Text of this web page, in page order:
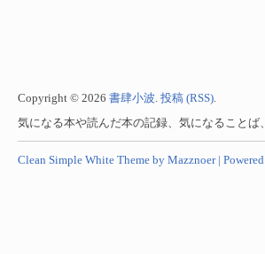
Copyright © 2026 書肆小波. 投稿 (RSS).
気になる本や読んだ本の記録、気になること
Clean Simple White Theme by Mazznoer |